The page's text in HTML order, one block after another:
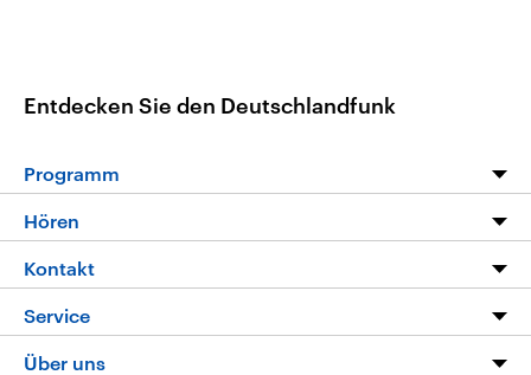
Entdecken Sie den Deutschlandfunk
Programm
Programm
Die Nachrichten
Nachrichtenleicht
Neue Beiträge auf dlf.de
Hören
Livestream
Podcasts
Kontakt
Hörerservice
Service
FAQ
Über uns